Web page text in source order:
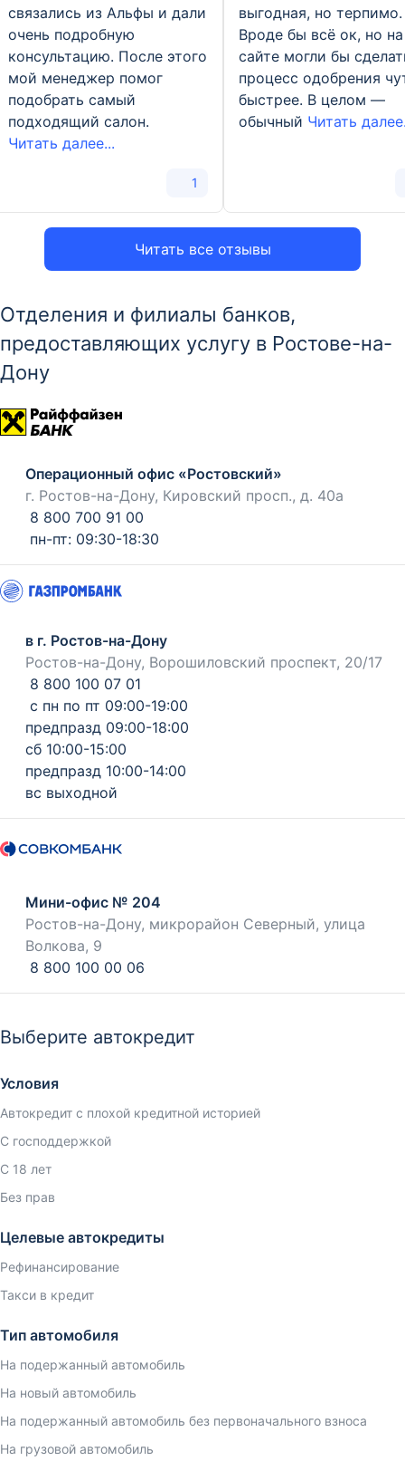
Читать все отзывы
связались из Альфы и дали
очень подробную
консультацию. После этого
мой менеджер помог
подобрать самый
подходящий салон.
Читать далее...
1
выгодная, но терпимо.
Вроде бы всё ок, но на
сайте могли бы
процесс одобрения
быстрее. В целом —
обычный Читать
Отделения и филиалы банков,
предоставляющих услугу в Ростове-на-
Дону
Операционный офис «Ростовский»
г. Ростов-на-Дону, Кировский просп., д. 40а
8 800 700 91 00
пн-пт: 09:30-18:30
в г. Ростов-на-Дону
Ростов-на-Дону, Ворошиловский проспект, 20/17
8 800 100 07 01
с пн по пт 09:00-19:00
предпразд 09:00-18:00
сб 10:00-15:00
предпразд 10:00-14:00
вс выходной
Мини-офис № 204
Ростов-на-Дону, микрорайон Северный, улица
Волкова, 9
8 800 100 00 06
Выберите автокредит
Условия
Автокредит с плохой кредитной историей
С господдержкой
С 18 лет
Без прав
Целевые автокредиты
Рефинансирование
Такси в кредит
Тип автомобиля
На подержанный автомобиль
На новый автомобиль
На подержанный автомобиль без первоначального взноса
На грузовой автомобиль